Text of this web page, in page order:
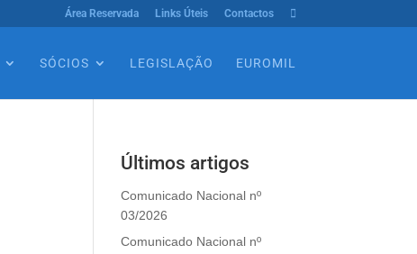
Área Reservada Links Úteis Contactos 
SÓCIOS LEGISLAÇÃO EUROMIL
Últimos artigos
Comunicado Nacional nº
03/2026
Comunicado Nacional nº